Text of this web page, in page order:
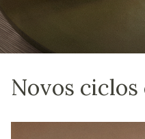
Novos